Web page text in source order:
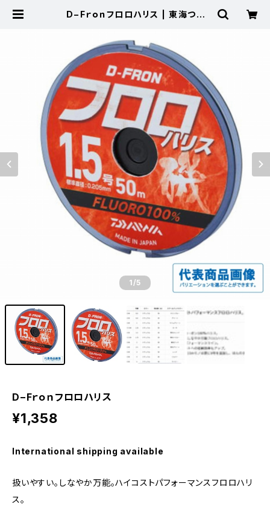
D−Fｒｏｎフロロハリス | 東海つり
1/5
D−Fｒｏｎフロロハリス
¥1,358
International shipping available
扱いやすい。しなやか万能。ハイコストパフォーマンスフロロハリ
ス。